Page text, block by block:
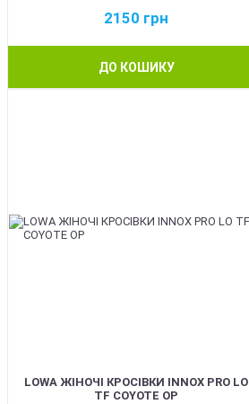
2150 грн
ДО КОШИКУ
LOWA ЖІНОЧІ КРОСІВКИ INNOX PRO LO
TF COYOTE OP